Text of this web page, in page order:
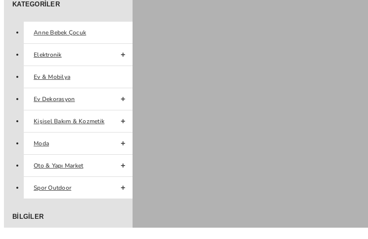
KATEGORILER
Anne Bebek Çocuk
Elektronik
Ev & Mobilya
Ev Dekorasyon
Kişisel Bakım & Kozmetik
Moda
Oto & Yapı Market
Spor Outdoor
BILGILER